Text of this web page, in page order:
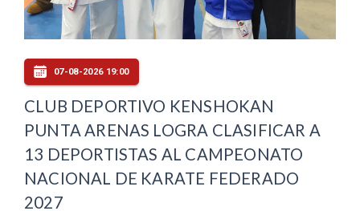
07-08-2026 19:00
CLUB DEPORTIVO KENSHOKAN
PUNTA ARENAS LOGRA CLASIFICAR A
13 DEPORTISTAS AL CAMPEONATO
NACIONAL DE KARATE FEDERADO
2027